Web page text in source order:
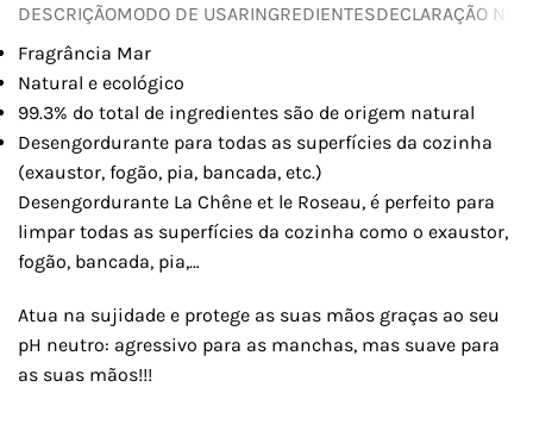
DESCRIÇÃOMODO DE USARINGREDIENTESDECLARAÇÃO
Fragrância Mar
Natural e ecológico
99.3% do total de ingredientes são de origem natural
Desengordurante para todas as superfícies da cozinha
(exaustor, fogão, pia, bancada, etc.)
Desengordurante La Chêne et le Roseau, é perfeito para
limpar todas as superfícies da cozinha como o exaustor,
fogão, bancada, pia,…
Atua na sujidade e protege as suas mãos graças ao seu
pH neutro: agressivo para as manchas, mas suave para
as suas mãos!!!